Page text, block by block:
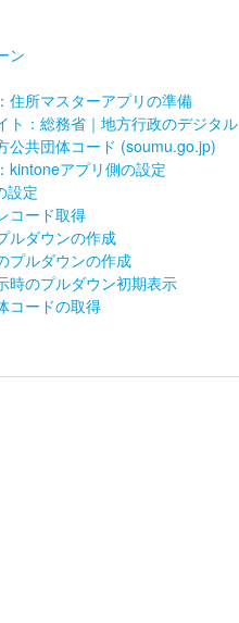
ン
住所マスターアプリの準備
ト：総務省｜地方行政のデジタル
公共団体コード (soumu.go.jp)
kintoneアプリ側の設定
設定
コード取得
ルダウンの作成
プルダウンの作成
時のプルダウン初期表示
コードの取得